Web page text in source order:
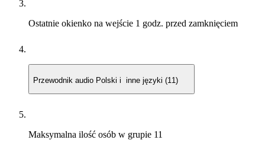
Ostatnie okienko na wejście 1 godz. przed zamknięciem
Przewodnik audio Polski i inne języki (11)
Maksymalna ilość osób w grupie 11